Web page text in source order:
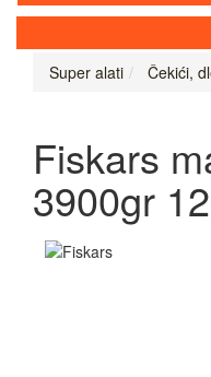
Super alati Čekići,
Fiskars
3900gr